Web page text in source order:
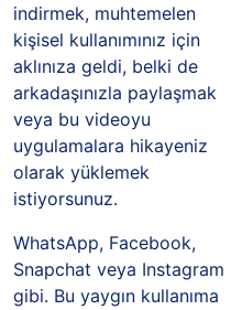
indirmek, muhtemelen
kişisel kullanımınız için
aklınıza geldi, belki de
arkadaşınızla paylaşmak
veya bu videoyu
uygulamalara hikayeniz
olarak yüklemek
istiyorsunuz.
WhatsApp, Facebook,
Snapchat veya Instagram
gibi. Bu yaygın kullanıma